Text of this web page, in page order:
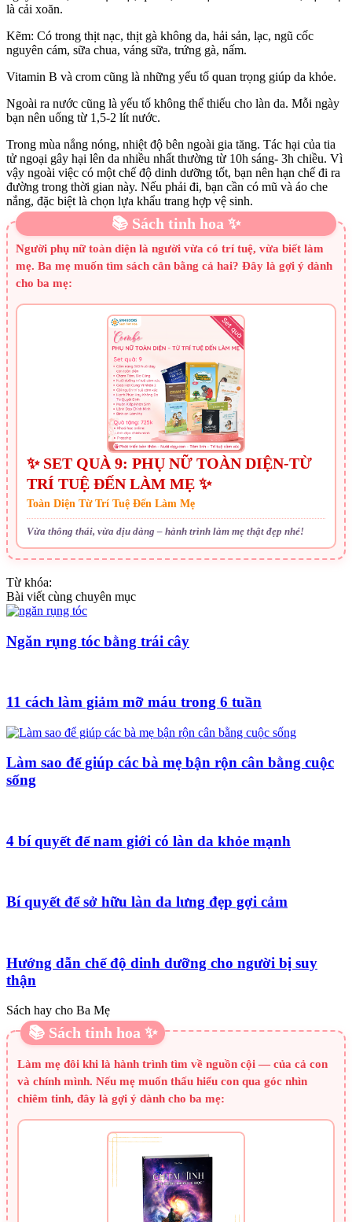
là cải xoăn.
Kẽm: Có trong thịt nạc, thịt gà không da, hải sản, lạc, ngũ cốc
nguyên cám, sữa chua, váng sữa, trứng gà, nấm.
Vitamin B và crom cũng là những yếu tố quan trọng giúp da khỏe.
Ngoài ra nước cũng là yếu tố không thể thiếu cho làn da. Mỗi ngày
bạn nên uống từ 1,5-2 lít nước.
Trong mùa nắng nóng, nhiệt độ bên ngoài gia tăng. Tác hại của tia
tử ngoại gây hại lên da nhiều nhất thường từ 10h sáng- 3h chiều. Vì
vậy ngoài việc có một chế độ dinh dưỡng tốt, bạn nên hạn chế đi ra
đường trong thời gian này. Nếu phải đi, bạn cần có mũ và áo che
nắng, đặc biệt là chọn lựa khẩu trang hợp vệ sinh.
📚 Sách tinh hoa ✨
Người phụ nữ toàn diện là người vừa có trí tuệ, vừa biết làm
mẹ. Ba mẹ muốn tìm sách cân bằng cả hai? Đây là gợi ý dành
cho ba mẹ:
✨ SET QUÀ 9: PHỤ NỮ TOÀN DIỆN-TỪ
TRÍ TUỆ ĐẾN LÀM MẸ ✨
Toàn Diện Từ Trí Tuệ Đến Làm Mẹ
Vừa thông thái, vừa dịu dàng – hành trình làm mẹ thật đẹp nhé!
Từ khóa:
Bài viết cùng chuyên mục
Ngăn rụng tóc bằng trái cây
11 cách làm giảm mỡ máu trong 6 tuần
Làm sao để giúp các bà mẹ bận rộn cân bằng cuộc
sống
4 bí quyết để nam giới có làn da khỏe mạnh
Bí quyết để sở hữu làn da lưng đẹp gợi cảm
Hướng dẫn chế độ dinh dưỡng cho người bị suy
thận
Sách hay cho Ba Mẹ
📚 Sách tinh hoa ✨
Làm mẹ đôi khi là hành trình tìm về nguồn cội — của cả con
và chính mình. Nếu mẹ muốn thấu hiểu con qua góc nhìn
chiêm tinh, đây là gợi ý dành cho ba mẹ: